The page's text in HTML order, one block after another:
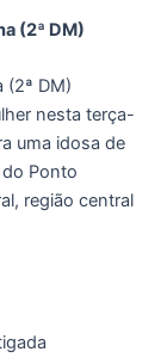
(2ª DM)
(2ª DM)
nesta terça-
uma idosa de
Ponto
região central